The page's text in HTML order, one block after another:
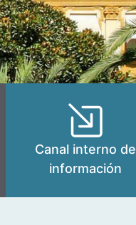
Canal interno de
información